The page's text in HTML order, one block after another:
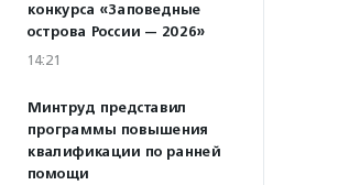
конкурса «Заповедные
острова России — 2026»
14:21
Минтруд представил
программы повышения
квалификации по ранней
помощи